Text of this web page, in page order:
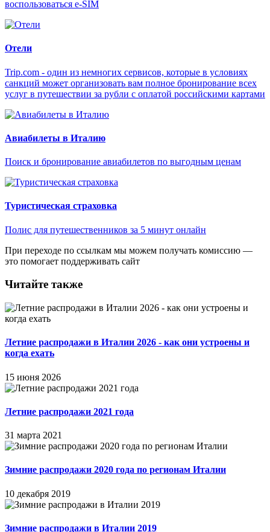
воспользоваться e-SIM
Отели
Trip.com - один из немногих сервисов, которые в условиях
санкций может организовать вам полное бронирование всех
услуг в путешествии за рубли с оплатой российскими картами
Авиабилеты в Италию
Поиск и бронирование авиабилетов по выгодным ценам
Туристическая страховка
Полис для путешественников за 5 минут онлайн
При переходе по ссылкам мы можем получать комиссию —
это помогает поддерживать сайт
Читайте также
Летние распродажи в Италии 2026 - как они устроены и
когда ехать
15 июня 2026
Летние распродажи 2021 года
31 марта 2021
Зимние распродажи 2020 года по регионам Италии
10 декабря 2019
Зимние распродажи в Италии 2019